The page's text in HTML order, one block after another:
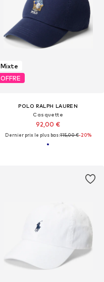
Mixte
OFFRE
POLO RALPH LAUREN
Casquette
92,00 €
Dernier prix le plus bas :115,00 €-20%